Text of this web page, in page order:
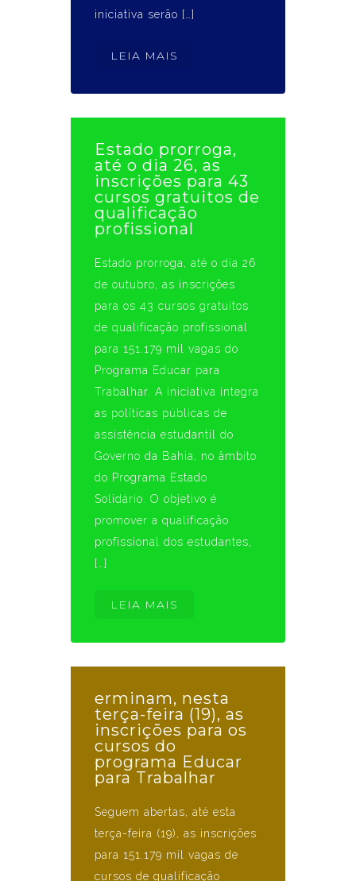
iniciativa serão […]
LEIA MAIS
Estado prorroga,
até o dia 26, as
inscrições para 43
cursos gratuitos de
qualificação
profissional
Estado prorroga, até o dia 26
de outubro, as inscrições
para os 43 cursos gratuitos
de qualificação profissional
para 151.179 mil vagas do
Programa Educar para
Trabalhar. A iniciativa integra
as políticas públicas de
assistência estudantil do
Governo da Bahia, no âmbito
do Programa Estado
Solidário. O objetivo é
promover a qualificação
profissional dos estudantes,
[…]
LEIA MAIS
erminam, nesta
terça-feira (19), as
inscrições para os
cursos do
programa Educar
para Trabalhar
Seguem abertas, até esta
terça-feira (19), as inscrições
para 151.179 mil vagas de
cursos de qualificação